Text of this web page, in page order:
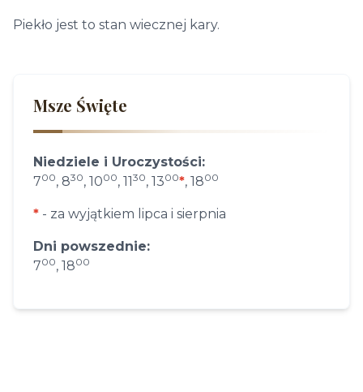
Piekło jest to stan wiecznej kary.
Msze Święte
Niedziele i Uroczystości:
700, 830, 1000, 1130, 1300*, 1800
* - za wyjątkiem lipca i sierpnia
Dni powszednie:
700, 1800